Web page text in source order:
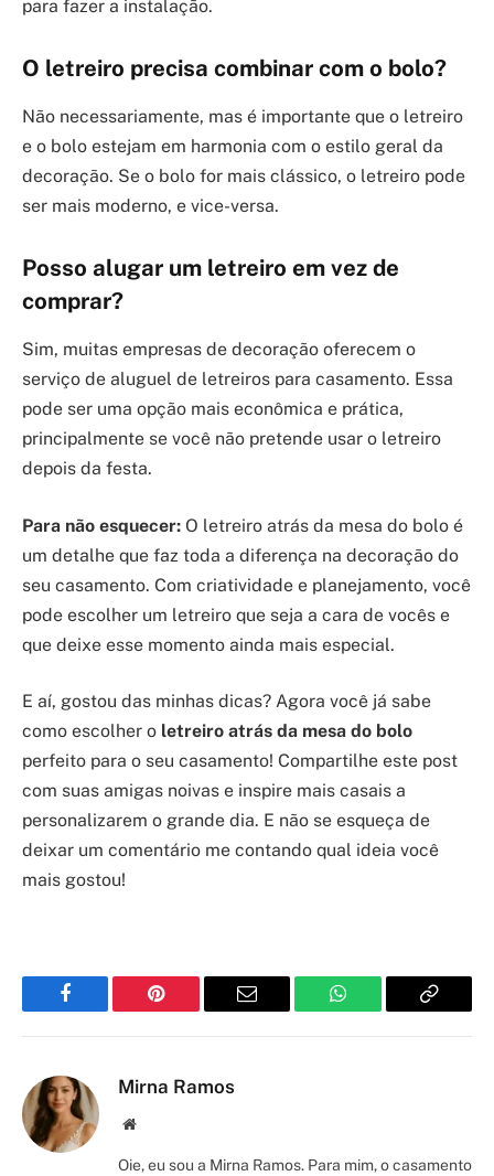
para fazer a instalação.
O letreiro precisa combinar com o bolo?
Não necessariamente, mas é importante que o letreiro
e o bolo estejam em harmonia com o estilo geral da
decoração. Se o bolo for mais clássico, o letreiro pode
ser mais moderno, e vice-versa.
Posso alugar um letreiro em vez de
comprar?
Sim, muitas empresas de decoração oferecem o
serviço de aluguel de letreiros para casamento. Essa
pode ser uma opção mais econômica e prática,
principalmente se você não pretende usar o letreiro
depois da festa.
Para não esquecer: O letreiro atrás da mesa do bolo é
um detalhe que faz toda a diferença na decoração do
seu casamento. Com criatividade e planejamento, você
pode escolher um letreiro que seja a cara de vocês e
que deixe esse momento ainda mais especial.
E aí, gostou das minhas dicas? Agora você já sabe
como escolher o letreiro atrás da mesa do bolo
perfeito para o seu casamento! Compartilhe este post
com suas amigas noivas e inspire mais casais a
personalizarem o grande dia. E não se esqueça de
deixar um comentário me contando qual ideia você
mais gostou!
Facebook Pinterest Email WhatsApp Copy
Mirna Ramos
Site/Blog
Oie, eu sou a Mirna Ramos. Para mim, o casamento